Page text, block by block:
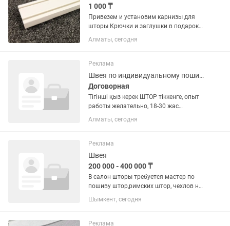
1 000 ₸
Привезем и установим карнизы для
шторы Крючки и заглушки в подарок
Пластиковые потолочные 1 ,2х и 3х
шторы Рулонные шторы...
Алматы, сегодня
Реклама
Швея по индивидуальному пошиву
Договорная
Тігінші қыз керек ШТОР тіккенге, опыт
работы желательно, 18-30 жас
арасынба
Алматы, сегодня
Реклама
Швея
200 000 - 400 000 ₸
В салон шторы требуется мастер по
пошиву штор,римских штор, чехлов на
стулья, покрывал и подушек
Обязанности: Аккуратность,
ровные строчки, высокая скорость,
Шымкент, сегодня
Реклама